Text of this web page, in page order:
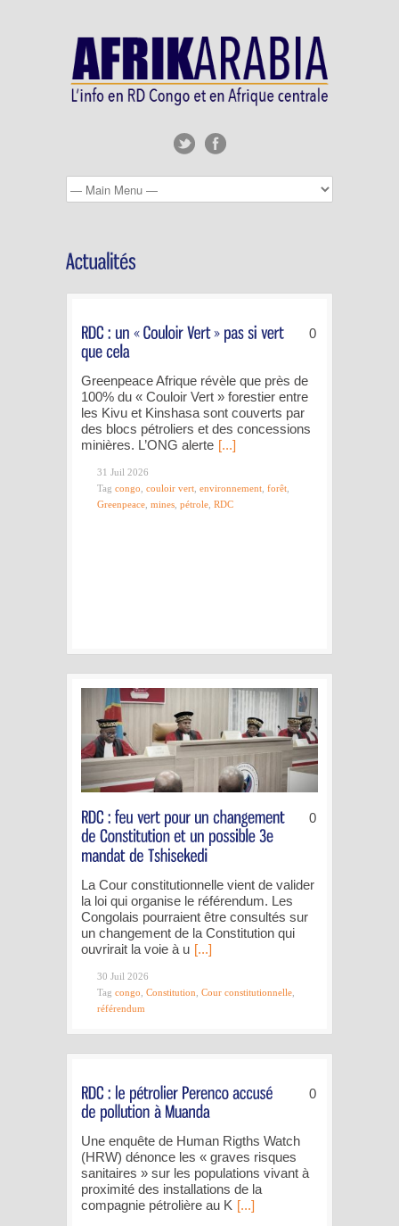
0
Greenpeace Afrique révèle que près de
100% du « Couloir Vert » forestier entre
les Kivu et Kinshasa sont couverts par
des blocs pétroliers et des concessions
minières. L’ONG alerte [...]
31 Juil 2026
Tag congo couloir vert environnement forêt
Greenpeace mines pétrole RDC
0
La Cour constitutionnelle vient de valider
la loi qui organise le référendum. Les
Congolais pourraient être consultés sur
un changement de la Constitution qui
ouvrirait la voie à u [...]
30 Juil 2026
Tag congo Constitution Cour constitutionnelle
référendum
0
Une enquête de Human Rigths Watch
(HRW) dénonce les « graves risques
sanitaires » sur les populations vivant à
proximité des installations de la
compagnie pétrolière au K [...]